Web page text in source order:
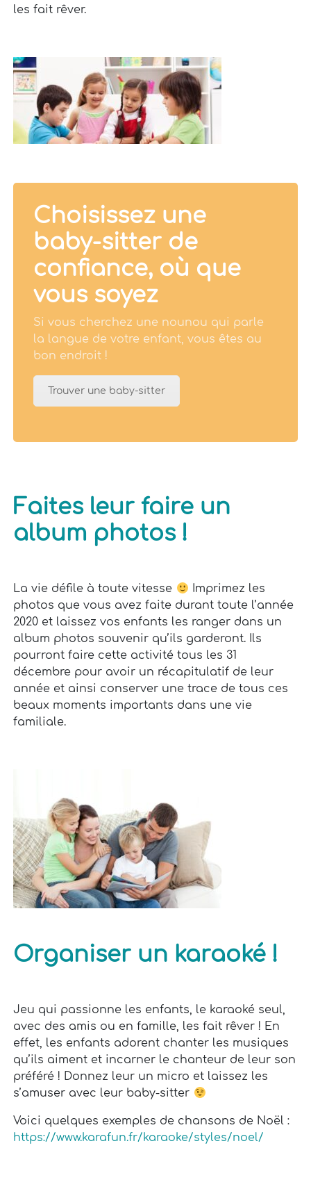
les fait rêver.
Choisissez une
baby-sitter de
confiance, où que
vous soyez
Si vous cherchez une nounou qui parle
la langue de votre enfant, vous êtes au
bon endroit !
Trouver une baby-sitter
Faites leur faire un
album photos !
La vie défile à toute vitesse
Imprimez les
photos que vous avez faite durant toute l’année
2020 et laissez vos enfants les ranger dans un
album photos souvenir qu’ils garderont. Ils
pourront faire cette activité tous les 31
décembre pour avoir un récapitulatif de leur
année et ainsi conserver une trace de tous ces
beaux moments importants dans une vie
familiale.
Organiser un karaoké !
Jeu qui passionne les enfants, le karaoké seul,
avec des amis ou en famille, les fait rêver ! En
effet, les enfants adorent chanter les musiques
qu’ils aiment et incarner le chanteur de leur son
préféré ! Donnez leur un micro et laissez les
s’amuser avec leur baby-sitter
Voici quelques exemples de chansons de Noël :
https://www.karafun.fr/karaoke/styles/noel/